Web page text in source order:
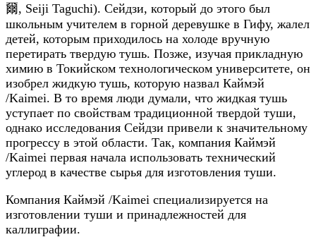
爾, Seiji Taguchi). Сейдзи, который до этого был
школьным учителем в горной деревушке в Гифу, жалел
детей, которым приходилось на холоде вручную
перетирать твердую тушь. Позже, изучая прикладную
химию в Токийском технологическом университете, он
изобрел жидкую тушь, которую назвал Каймэй
/Kaimei. В то время люди думали, что жидкая тушь
уступает по свойствам традиционной твердой туши,
однако исследования Сейдзи привели к значительному
прогрессу в этой области. Так, компания Каймэй
/Kaimei первая начала использовать технический
углерод в качестве сырья для изготовления туши.
Компания Каймэй /Kaimei специализируется на
изготовлении туши и принадлежностей для
каллиграфии.